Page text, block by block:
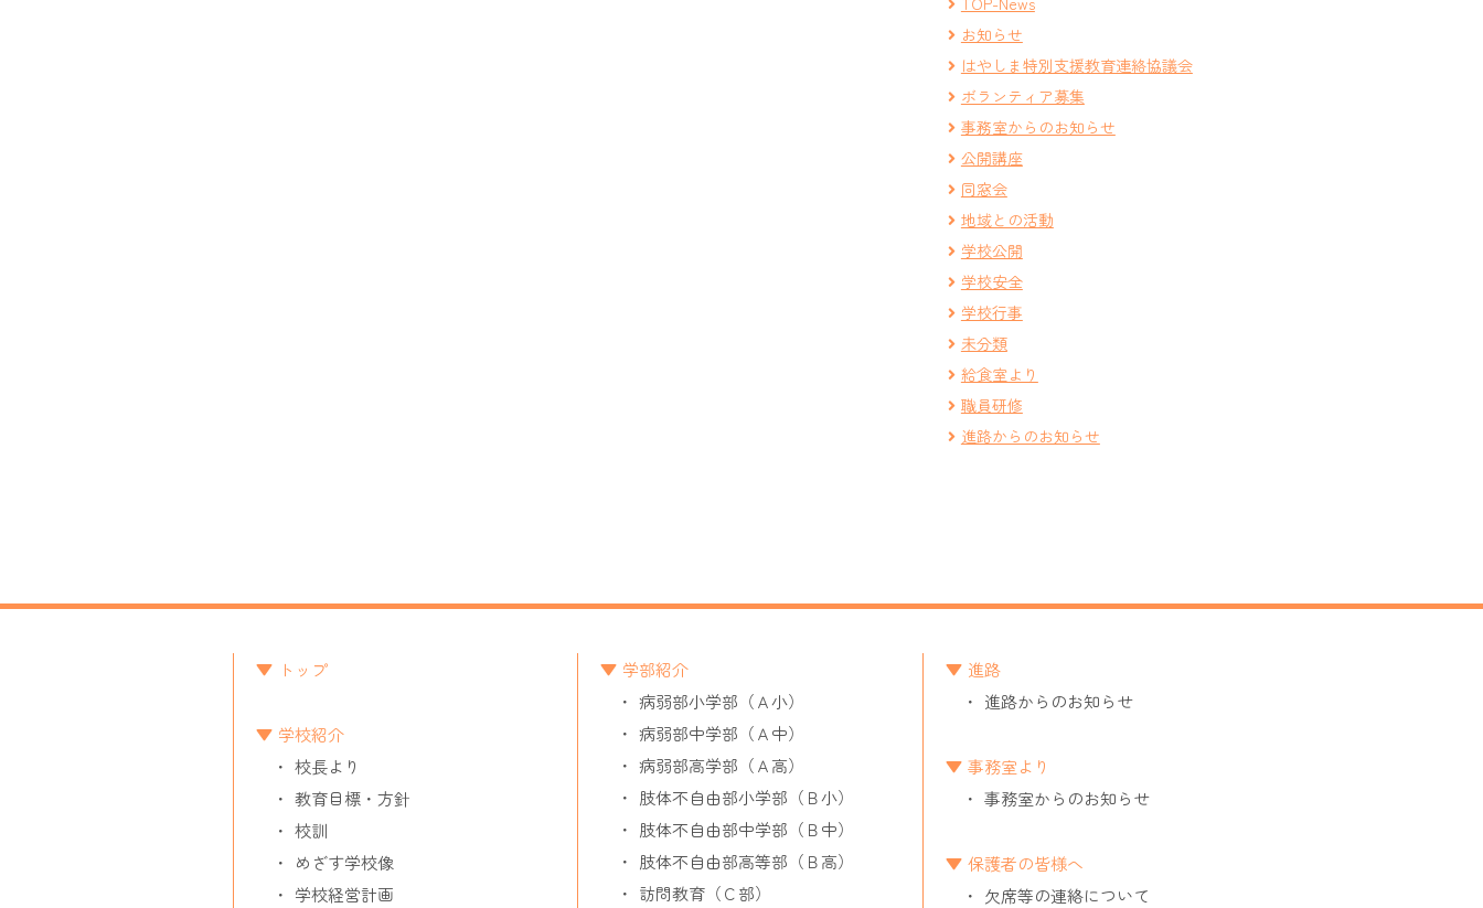
お知らせ
はやしま特別支援教育連絡協議会
ボランティア募集
事務室からのお知らせ
公開講座
同窓会
地域との活動
学校公開
学校安全
学校行事
未分類
給食室より
職員研修
進路からのお知らせ
トップ
学校紹介
校長より
教育目標・方針
校訓
めざす学校像
学校経営計画
学部紹介
病弱部小学部（Ａ小）
病弱部中学部（Ａ中）
病弱部高学部（Ａ高）
肢体不自由部小学部（Ｂ小）
肢体不自由部中学部（Ｂ中）
肢体不自由部高等部（Ｂ高）
訪問教育（Ｃ部）
進路
進路からのお知らせ
事務室より
事務室からのお知らせ
保護者の皆様へ
欠席等の連絡について